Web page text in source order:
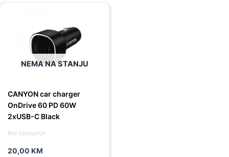
NEMA NA STANJU
Bez kategorije
CANYON car charger
OnDrive 60 PD 60W
2xUSB-C Black
20,00 KM